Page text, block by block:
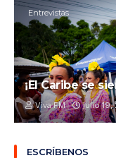
Entrevistas
¡El Caribe se
Viva FM julio 19,
ESCRÍBENOS